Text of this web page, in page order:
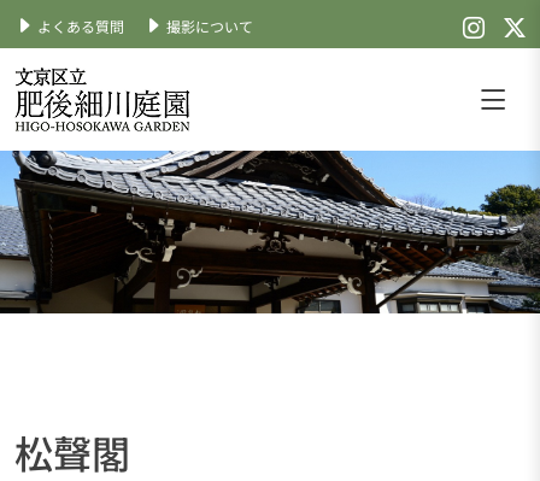
よくある質問 撮影について
Skip
to
content
文京区立肥後細川庭園
公式サイト
松聲閣